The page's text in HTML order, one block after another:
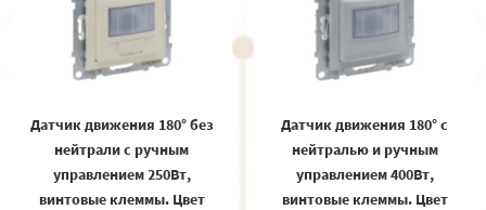
Датчик движения 180° без
нейтрали c ручным
управлением 250Вт,
винтовые клеммы. Цвет
Датчик движения 180° с
нейтралью и ручным
управлением 400Вт,
винтовые клеммы. Цвет